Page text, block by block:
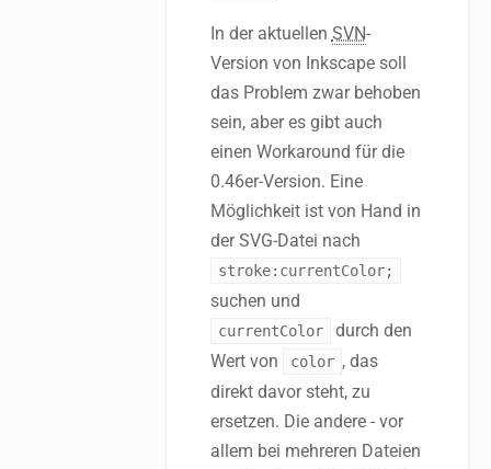
In der aktuellen SVN-
Version von Inkscape soll
das Problem zwar behoben
sein, aber es gibt auch
einen Workaround für die
0.46er-Version. Eine
Möglichkeit ist von Hand in
der SVG-Datei nach
stroke:currentColor;
suchen und
currentColor
durch den
Wert von
color , das
direkt davor steht, zu
ersetzen. Die andere - vor
allem bei mehreren Dateien